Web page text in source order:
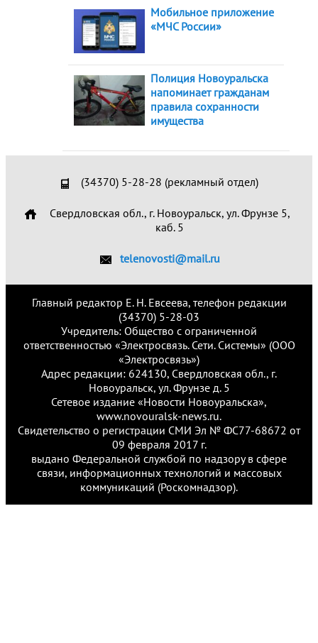
Мобильное приложение
«МЧС России»
Полиция Новоуральска
напоминает гражданам
правила сохранности
имущества
(34370) 5-28-28 (рекламный отдел)
Свердловская обл., г. Новоуральск, ул. Фрунзе 5,
каб. 5
telenovosti@mail.ru
Главный редактор Е. Н. Евсеева, телефон редакции
(34370) 5-28-03
Учредитель: Общество с ограниченной
ответственностью «Электросвязь. Сети. Системы» (ООО
«Электросвязь»)
Адрес редакции: 624130, Свердловская обл., г.
Новоуральск, ул. Фрунзе д. 5
Сетевое издание «Новости Новоуральска»,
www.novouralsk-news.ru.
Свидетельство о регистрации СМИ Эл № ФС77-68672 от
09 февраля 2017 г.
выдано Федеральной службой по надзору в сфере
связи, информационных технологий и массовых
коммуникаций (Роскомнадзор).